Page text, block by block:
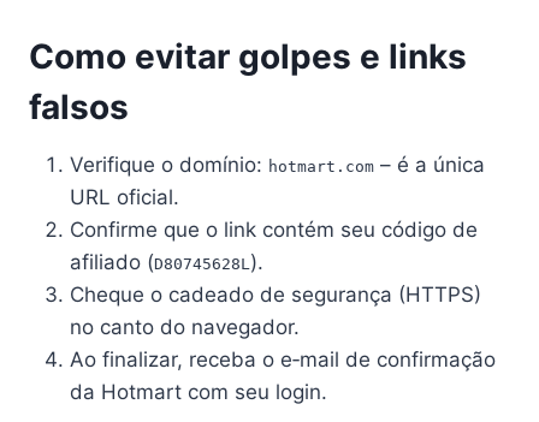
Como evitar golpes e links
falsos
Verifique o domínio: hotmart.com – é a única
URL oficial.
Confirme que o link contém seu código de
afiliado (D80745628L ).
Cheque o cadeado de segurança (HTTPS)
no canto do navegador.
Ao finalizar, receba o e‑mail de confirmação
da Hotmart com seu login.